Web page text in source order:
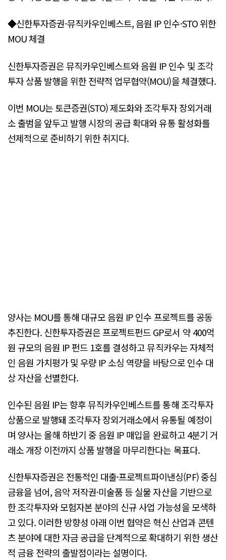
◆신한투자증권-뮤직카우인베스트, 음원 IP 인수·STO 위한
MOU 체결
신한투자증권은 뮤직카우인베스트와 음원 IP 인수 및 조각
투자 상품 발행을 위한 전략적 업무협약(MOU)을 체결했다.
이번 MOU는 토큰증권(STO) 제도화와 조각투자 장외거래
소 출범을 앞두고 발행 시장의 공급 확대와 유통 활성화를
선제적으로 준비하기 위한 취지다.
양사는 MOU를 통해 대규모 음원 IP 인수 프로젝트를 공동
추진한다. 신한투자증권은 프로젝트펀드 GP로서 약 400억
원 규모의 음원 IP 펀드 1호를 결성하고 뮤직카우는 자체적
인 음원 가치평가 및 우량 IP 소싱 역량을 바탕으로 인수 대
상 자산을 선별한다.
인수된 음원 IP는 향후 뮤직카우인베스트를 통해 조각투자
상품으로 발행돼 조각투자 장외거래소에서 유통될 예정이
며 양사는 올해 하반기 중 음원 IP 매입을 완료하고 4분기 거
래소 개장 이전까지 상품 발행을 마무리한다는 목표다.
신한투자증권은 전통적인 대출·프로젝트파이낸싱(PF) 중심
금융을 넘어, 음악 저작권·미술품 등 실물 자산을 기반으로
한 조각투자와 모험자본 분야의 신규 사업 가능성을 모색하
고 있다. 이러한 방향성 아래 이번 협약은 혁신 산업과 콘텐
츠 분야에 대한 자금 공급을 단계적으로 확대하기 위한 생산
적 금융 전략의 출발점이라는 설명이다.